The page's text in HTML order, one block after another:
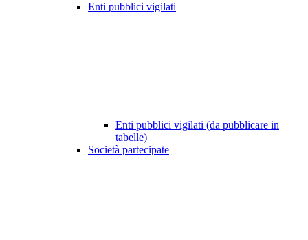
Enti pubblici vigilati
Enti pubblici vigilati (da pubblicare in
tabelle)
Società partecipate